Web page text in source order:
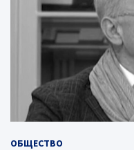
ОБЩЕСТВО